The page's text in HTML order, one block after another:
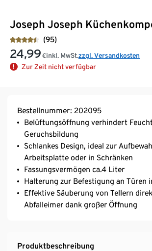
Joseph Joseph
(95)
24,99 €inkl. MwSt.zzgl. Versandkosten
Zur Zeit nicht verfügbar
Bestellnummer: 202095
Belüftungsöffnung verhindert
Geruchsbildung
Schlankes Design, ideal zur
Arbeitsplatte oder in Schränken
Fassungsvermögen ca.4 Liter
Halterung zur Befestigung an Türen
Effektive Säuberung von Tellern
Abfalleimer dank großer Öffnung
Produktbeschreibung